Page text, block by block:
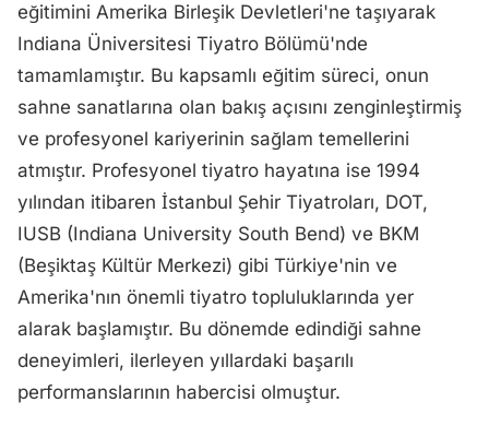
eğitimini Amerika Birleşik Devletleri'ne taşıyarak
Indiana Üniversitesi Tiyatro Bölümü'nde
tamamlamıştır. Bu kapsamlı eğitim süreci, onun
sahne sanatlarına olan bakış açısını zenginleştirmiş
ve profesyonel kariyerinin sağlam temellerini
atmıştır. Profesyonel tiyatro hayatına ise 1994
yılından itibaren İstanbul Şehir Tiyatroları, DOT,
IUSB (Indiana University South Bend) ve BKM
(Beşiktaş Kültür Merkezi) gibi Türkiye'nin ve
Amerika'nın önemli tiyatro topluluklarında yer
alarak başlamıştır. Bu dönemde edindiği sahne
deneyimleri, ilerleyen yıllardaki başarılı
performanslarının habercisi olmuştur.